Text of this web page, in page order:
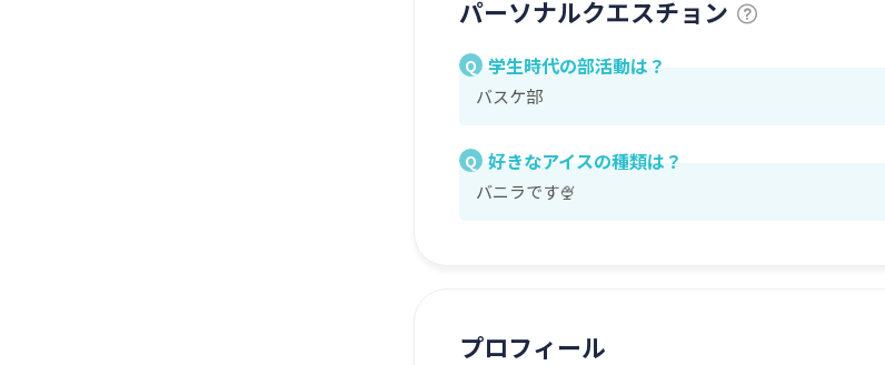
パーソナルクエスチョン
Q 学生時代の部活動は？
バスケ部
Q 好きなアイスの種類は？
バニラです🍨
プロフィール